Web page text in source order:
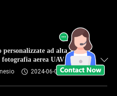
ad alta
aerea UAV
2024-06-03